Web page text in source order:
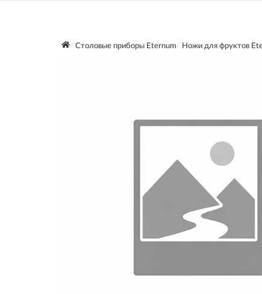
Столовые приборы Eternum Ножи для фруктов